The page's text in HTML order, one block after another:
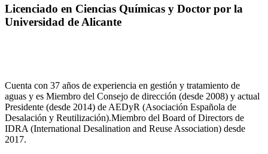
Licenciado en Ciencias Químicas y Doctor por la
Universidad de Alicante
Cuenta con 37 años de experiencia en gestión y tratamiento de
aguas y es Miembro del Consejo de dirección (desde 2008) y actual
Presidente (desde 2014) de AEDyR (Asociación Española de
Desalación y Reutilización).Miembro del Board of Directors de
IDRA (International Desalination and Reuse Association) desde
2017.